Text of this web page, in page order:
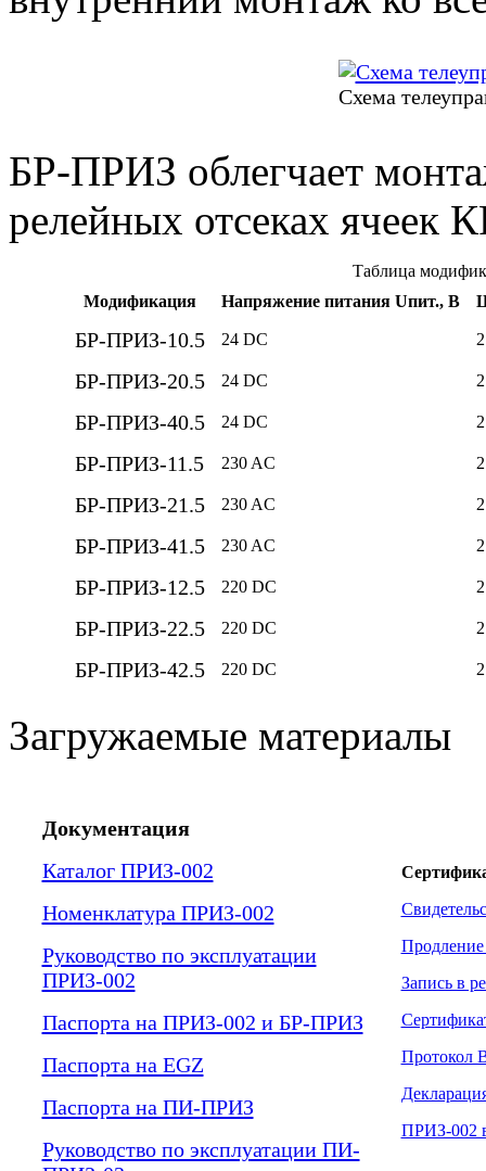
Схема
БР-ПРИЗ облегчает
релейных отсеках ячеек
Таблица
Модификация
Напряжение питания Uпит., В
БР-ПРИЗ-10.5 24 DC
БР-ПРИЗ-20.5 24 DC
БР-ПРИЗ-40.5 24 DC
БР-ПРИЗ-11.5 230 AC
БР-ПРИЗ-21.5 230 AC
БР-ПРИЗ-41.5 230 AC
БР-ПРИЗ-12.5 220 DC
БР-ПРИЗ-22.5 220 DC
БР-ПРИЗ-42.5 220 DC
Загружаемые материалы
Документация
Каталог ПРИЗ-002
Номенклатура ПРИЗ-002
Руководство по эксплуатации
ПРИЗ-002
Паспорта на ПРИЗ-002 и БР-ПРИЗ
Паспорта на EGZ
Паспорта на ПИ-ПРИЗ
Руководство по эксплуатации ПИ-
Запись в
ПРИЗ-002